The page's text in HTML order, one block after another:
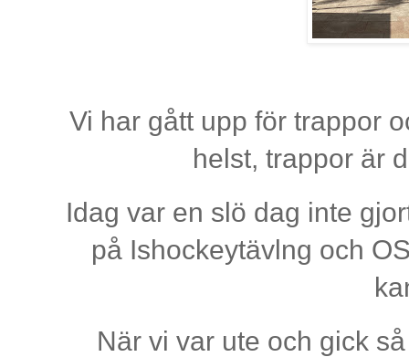
Vi har gått upp för trappor
helst, trappor är
Idag var en slö dag inte
på Ishockeytävlng och
När vi var ute och gick